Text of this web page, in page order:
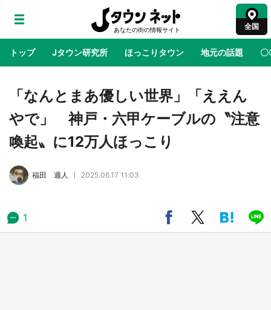
全国
トップ Jタウン研究所 ほっこりタウン 地元の話題 〇
地域×二次元 絶景 あの時はありがとう 物語がはじ
アニメ『はたらく細胞』と神奈川県の3度目コ
ラボ 作品の世界観通じて「小児がん」学べる
「なんとまあ優しい世界」「ええん
やで」 神戸・六甲ケーブルの〝注意
喚起〟に12万人ほっこり
福田 週人 2025.06.17 11:03
1